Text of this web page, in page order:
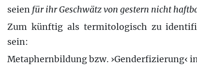
seien für ihr Geschwätz von gestern nicht
Zum künftig als termitologisch zu
sein:
Metaphernbildung bzw. ›Genderfizierung‹